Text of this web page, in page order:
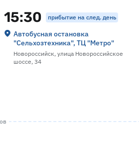
15:30 прибытие на след. день
Автобусная остановка
"Сельхозтехника", ТЦ "Метро"
Новороссийск, улица Новороссийское
шоссе, 34